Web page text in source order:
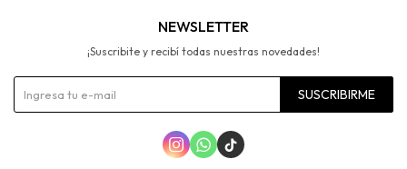
NEWSLETTER
¡Suscribite y recibí todas nuestras novedades!
SUSCRIBIRME
  